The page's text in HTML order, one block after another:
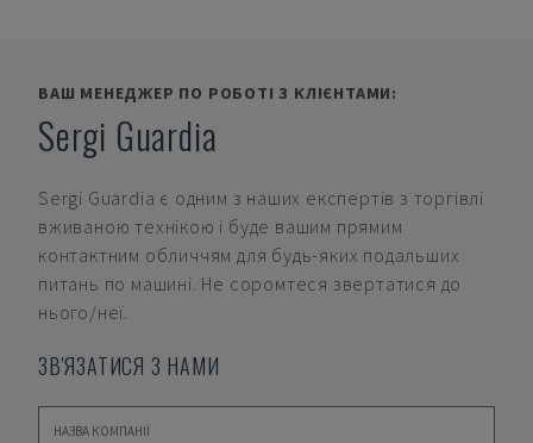
ВАШ МЕНЕДЖЕР ПО РОБОТІ З КЛІЄНТАМИ:
Sergi Guardia
Sergi Guardia є одним з наших експертів з торгівлі
вживаною технікою і буде вашим прямим
контактним обличчям для будь-яких подальших
питань по машині. Не соромтеся звертатися до
нього/неї.
ЗВ'ЯЗАТИСЯ З НАМИ